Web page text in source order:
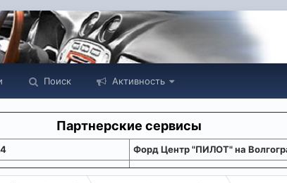
Поиск Активность
Партнерские сервисы
Форд Центр "ПИЛОТ" на